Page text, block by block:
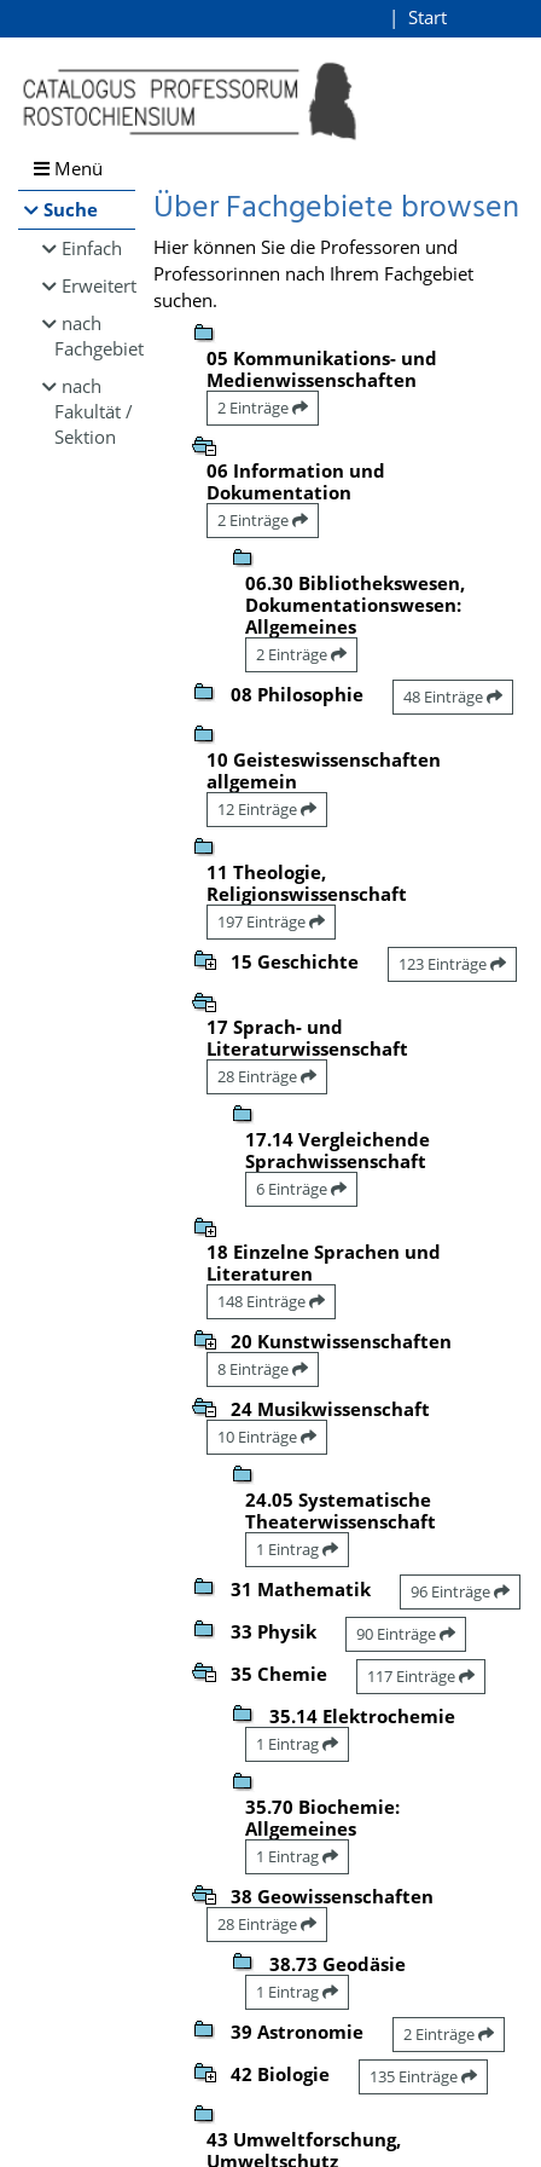
Browsen
direkt zum Inhalt
Start
Menü
Suche
Einfach
Erweitert
nach
Fachgebiet
nach
Fakultät /
Sektion
Über Fachgebiete browsen
Hier können Sie die Professoren und
Professorinnen nach Ihrem Fachgebiet
suchen.
05 Kommunikations- und
Medienwissenschaften
2 Einträge
06 Information und
Dokumentation
2 Einträge
06.30 Bibliothekswesen,
Dokumentationswesen:
Allgemeines
2 Einträge
08 Philosophie 48 Einträge
10 Geisteswissenschaften
allgemein
12 Einträge
11 Theologie,
Religionswissenschaft
197 Einträge
15 Geschichte 123 Einträge
17 Sprach- und
Literaturwissenschaft
28 Einträge
17.14 Vergleichende
Sprachwissenschaft
6 Einträge
18 Einzelne Sprachen und
Literaturen
148 Einträge
20 Kunstwissenschaften
8 Einträge
24 Musikwissenschaft
10 Einträge
24.05 Systematische
Theaterwissenschaft
1 Eintrag
31 Mathematik 96 Einträge
33 Physik 90 Einträge
35 Chemie 117 Einträge
35.14 Elektrochemie
1 Eintrag
35.70 Biochemie:
Allgemeines
1 Eintrag
38 Geowissenschaften
28 Einträge
38.73 Geodäsie
1 Eintrag
39 Astronomie 2 Einträge
42 Biologie 135 Einträge
43 Umweltforschung,
Umweltschutz